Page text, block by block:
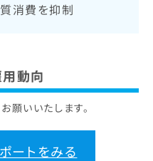
消費を抑制
用動向
願いいたします。
ートをみる